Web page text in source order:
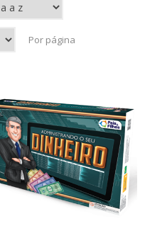
Por página